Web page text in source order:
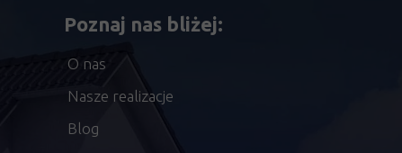
O nas
Nasze realizacje
Blog
Poznaj nas bliżej: